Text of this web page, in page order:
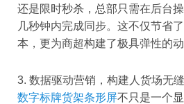
还是限时秒杀，总部只需在后台
几秒钟内完成同步。这不仅节省
本，更为商超构建了极具弹性的动
3. 数据驱动营销，构建人货场无
数字标牌货架条形屏不只是一个